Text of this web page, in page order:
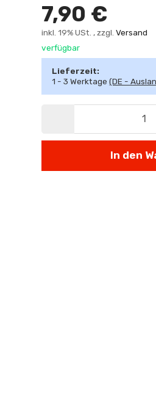
7,90 €
inkl. 19% USt. , zzgl.Versand
verfügbar
Lieferzeit:
1 - 3 Werktage(DE -
In den